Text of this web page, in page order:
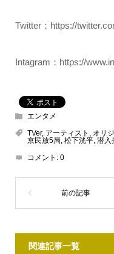
Twitter：https://
Intagram：https://
エンタメ
TVer, アーティスト , オリ
京民放5局, 松下洸平, 潜入
コメント: 0
関連記事一覧